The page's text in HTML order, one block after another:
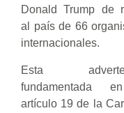
Donald Trump de
al país de 66
internacionales.
Esta
fundamentada
artículo 19 de la